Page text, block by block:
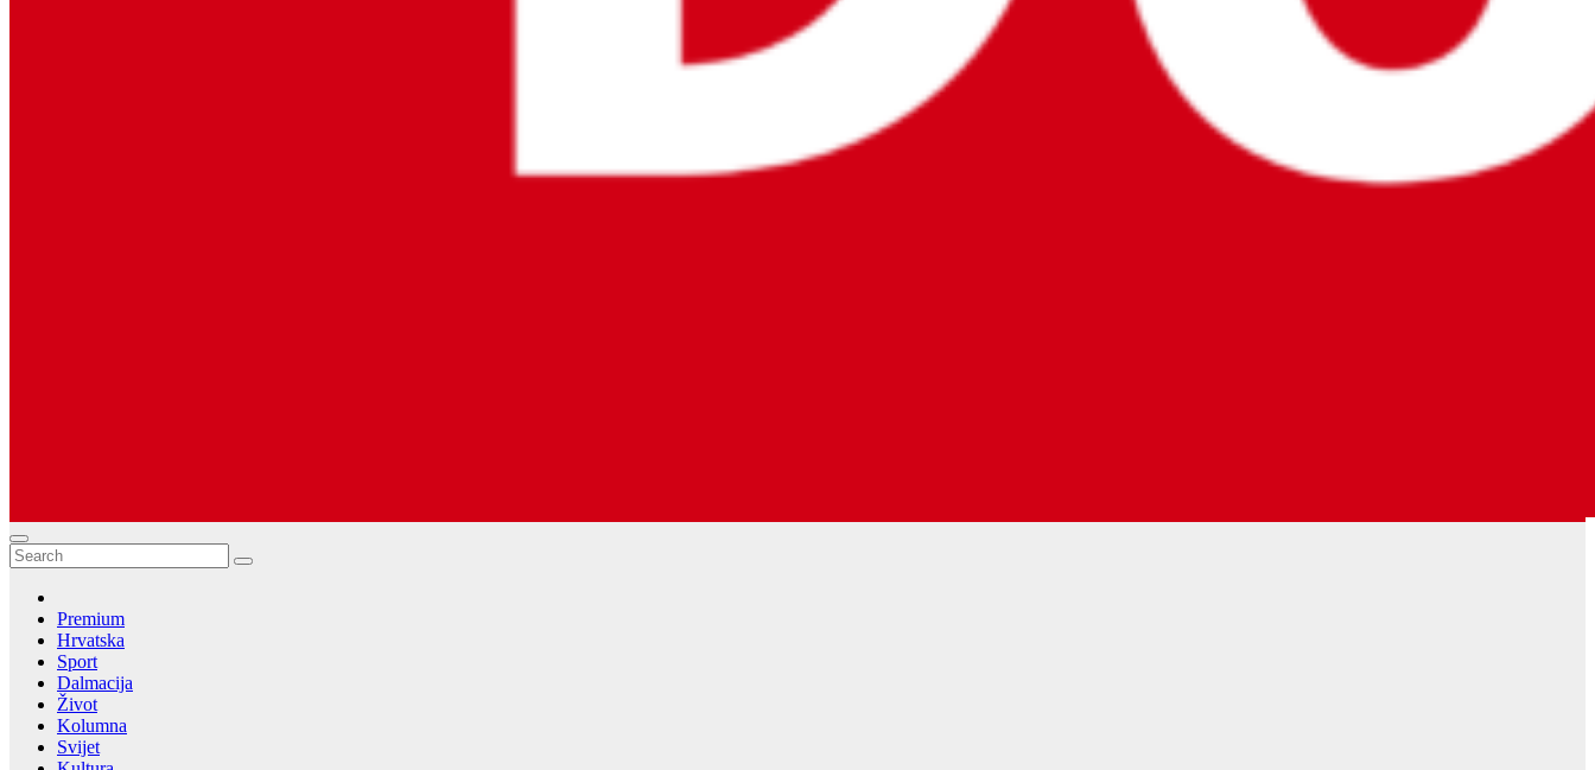
Dugopolje Portal
Najnovije vijesti Hrvatske, Dalmacije i Svijeta
Premium
Hrvatska
Sport
Dalmacija
Život
Kolumna
Svijet